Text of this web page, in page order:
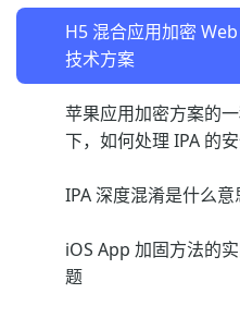
H5 混合应用加密
技术方案
苹果应用加密方案的
下，如何处理 IPA 的
IPA 深度混淆是什么
iOS App 加固方法的
题